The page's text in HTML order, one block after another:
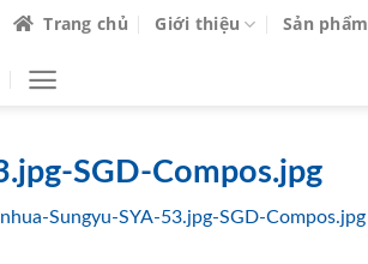
Trang chủ Giới thiệu Sản phẩm
SGD-Compos.jpg
Sungyu-SYA-53.jpg-SGD-Compos.jpg